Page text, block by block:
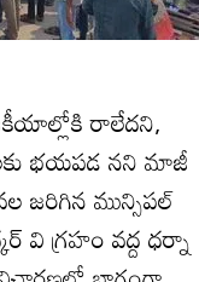
రాలేదని,
భయపడ నని మాజీ
జరిగిన మున్సిపల్‌
వి గ్రహం వద్ద ధర్నా